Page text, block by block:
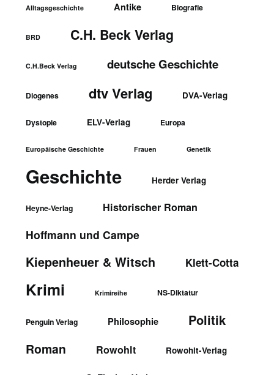
Alltagsgeschichte Antike Biografie
BRD C.H. Beck Verlag
C.H.Beck Verlag deutsche Geschichte
Diogenes dtv Verlag DVA-Verlag
Dystopie ELV-Verlag Europa
Europäische Geschichte Frauen Genetik
Geschichte Herder Verlag
Heyne-Verlag Historischer Roman
Hoffmann und Campe
Kiepenheuer & Witsch Klett-Cotta
Krimi Krimireihe NS-Diktatur
Penguin Verlag Philosophie Politik
Roman Rowohlt Rowohlt-Verlag